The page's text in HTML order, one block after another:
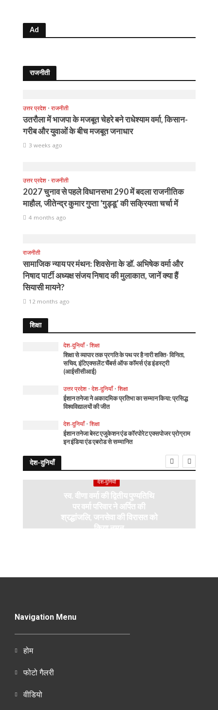
Ad
राजनीती
उत्तर प्रदेश • राजनीती
उतरौला में भाजपा के मजबूत चेहरे बने राधेश्याम वर्मा, किसान-
गरीब और युवाओं के बीच मजबूत जनाधार
3 weeks ago
उत्तर प्रदेश • राजनीती
2027 चुनाव से पहले विधानसभा 290 में बदला राजनीतिक
माहौल, जीतेन्द्र कुमार गुप्ता ‘गुड्डू’ की सक्रियता चर्चा में
4 months ago
राजनीती
सामाजिक न्याय पर मंथन: शिवसेना के डॉ. अभिषेक वर्मा और
निषाद पार्टी अध्यक्ष संजय निषाद की मुलाकात, जानें क्या हैं
सियासी मायने?
12 months ago
शिक्षा
देश-दुनियाँ • शिक्षा
शिक्षा से व्यापार तक प्रगति के पथ पर है नारी शक्ति- विनिता,
सचिव, इंटिएक्सलेंट चैंबर्स ऑफ कॉमर्स एंड इंडस्ट्री
(आईसीसीआई)
उत्तर प्रदेश • देश-दुनियाँ • शिक्षा
ईशान तनेजा ने अकादमिक प्रतिभा का सम्मान किया: प्रसिद्ध
विश्वविद्यालयों की जीत
देश-दुनियाँ • शिक्षा
ईशान तनेजा बेस्ट एजुकेशन एंड कॉरपोरेट एक्सपोजर प्रोग्राम
इन इंडिया एंड एबरोड से सम्मानित
देश-दुनियाँ
देश-दुनियाँ
स्व. वीणा वर्मा की द्वितीय पुण्यतिथि
पर वर्मा परिवार ने अर्पित की
श्रद्धांजलि, जनसेवा की विरासत को
किया नमन
Navigation Menu
होम
फोटो गैलरी
वीडियो